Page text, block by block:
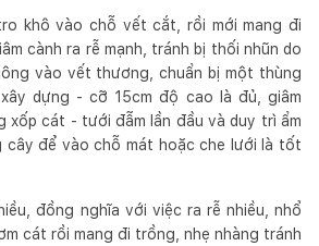
khô vào chỗ vết cắt, rồi mới mang đi
cành ra rễ mạnh, tránh bị thối nhũn do
vào vết thương, chuẩn bị một thùng
dựng - cỡ 15cm độ cao là đủ, giâm
xốp cát - tưới đẫm lần đầu và duy trì ẩm
cây để vào chỗ mát hoặc che lưới là tốt
đồng nghĩa với việc ra rễ nhiều, nhổ
cát rồi mang đi trồng, nhẹ nhàng tránh